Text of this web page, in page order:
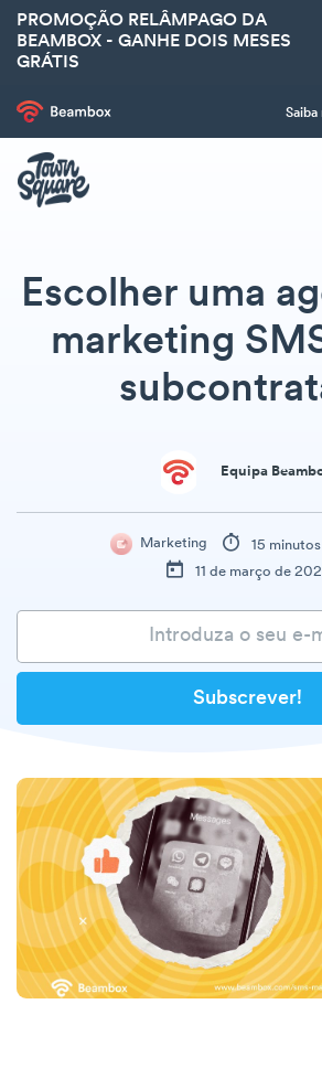
PROMOÇÃO RELÂMPAGO DA
BEAMBOX - GANHE DOIS MESES
GRÁTIS
Saiba
Escolher uma
marketing
Equipa
Marketing
15
11 de março de